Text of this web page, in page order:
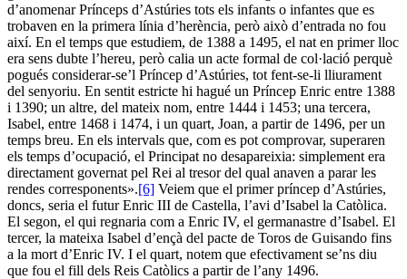
d’anomenar Prínceps d’Astúries tots els infants o infantes que es
trobaven en la primera línia d’herència, però això d’entrada no fou
així. En el temps que estudiem, de 1388 a 1495, el nat en primer lloc
era sens dubte l’hereu, però calia un acte formal de col·lació perquè
pogués considerar-se’l Príncep d’Astúries, tot fent-se-li lliurament
del senyoriu. En sentit estricte hi hagué un Príncep Enric entre 1388
i 1390; un altre, del mateix nom, entre 1444 i 1453; una tercera,
Isabel, entre 1468 i 1474, i un quart, Joan, a partir de 1496, per un
temps breu. En els intervals que, com es pot comprovar, superaren
els temps d’ocupació, el Principat no desapareixia: simplement era
directament governat pel Rei al tresor del qual anaven a parar les
rendes corresponents».[6] Veiem que el primer príncep d’Astúries,
doncs, seria el futur Enric III de Castella, l’avi d’Isabel la Catòlica.
El segon, el qui regnaria com a Enric IV, el germanastre d’Isabel. El
tercer, la mateixa Isabel d’ençà del pacte de Toros de Guisando fins
a la mort d’Enric IV. I el quart, notem que efectivament se’ns diu
que fou el fill dels Reis Catòlics a partir de l’any 1496.